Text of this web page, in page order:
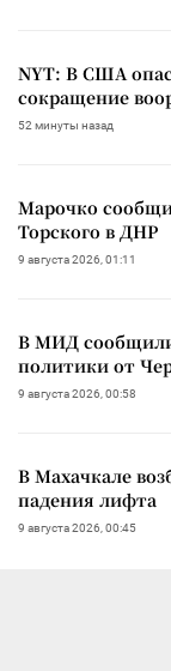
NYT: В США
сокращение
52 минуты назад
Марочко
Торского в ДНР
9 августа 2026, 01:11
В МИД сообщили
политики от
9 августа 2026, 00:58
В Махачкале
падения лифта
9 августа 2026, 00:45